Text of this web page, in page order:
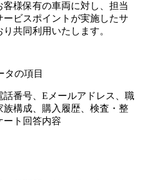
様保有の車両に対し、担当
ビスポイントが実施したサ
共同利用いたします。
タの項目
番号、Eメールアドレス、職
構成、購入履歴、検査・整
ート回答内容